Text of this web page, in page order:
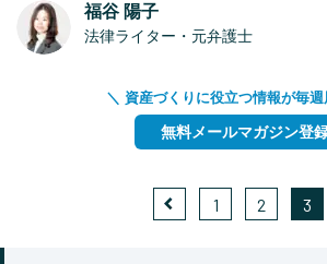
福谷 陽子
法律ライター・元弁護士
＼ 資産づくりに役立つ情報が毎
無料メールマガジン登
1 2 3